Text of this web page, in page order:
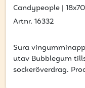
Logga in
Vill du få
få
Candypeople |
Artnr. 16332
Sura
utav Bubblegum
sockeröverdrag.